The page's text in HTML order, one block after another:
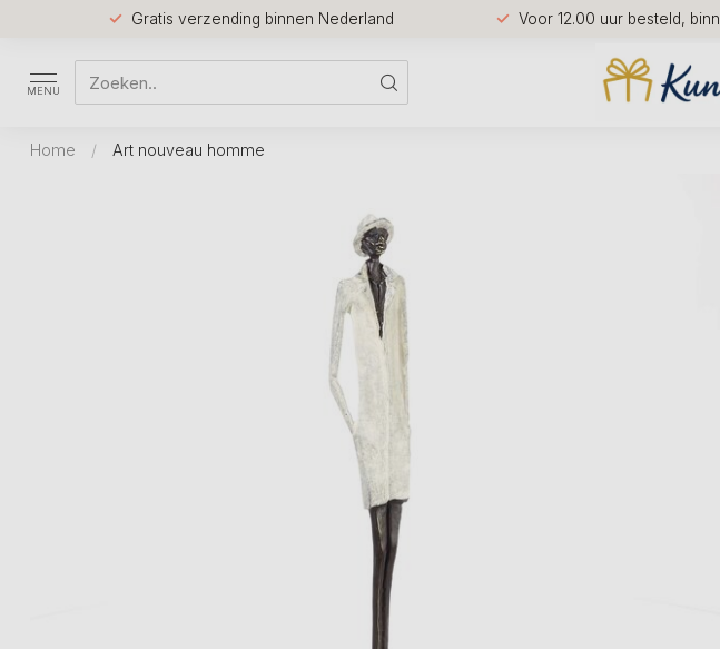
Gratis verzending binnen Nederland Voor 12.00 uur besteld,
MENU
Home / Art nouveau homme